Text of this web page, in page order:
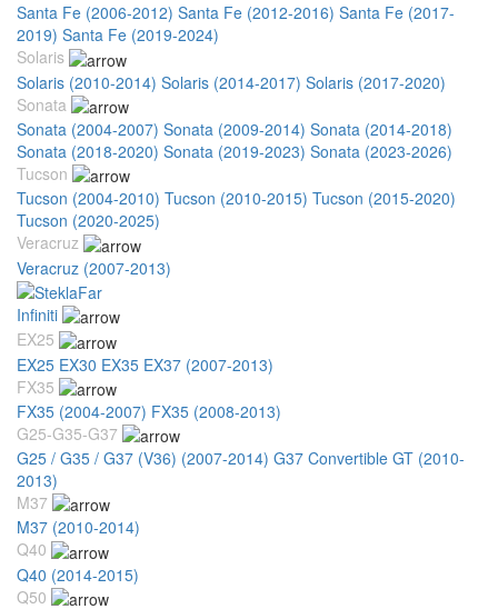
Santa Fe (2006-2012) Santa Fe (2012-2016) Santa Fe (2017-
2019) Santa Fe (2019-2024)
Solaris
Solaris (2010-2014) Solaris (2014-2017) Solaris (2017-2020)
Sonata
Sonata (2004-2007) Sonata (2009-2014) Sonata (2014-2018)
Sonata (2018-2020) Sonata (2019-2023) Sonata (2023-2026)
Tucson
Tucson (2004-2010) Tucson (2010-2015) Tucson (2015-2020)
Tucson (2020-2025)
Veracruz
Veracruz (2007-2013)
Infiniti
EX25
EX25 EX30 EX35 EX37 (2007-2013)
FX35
FX35 (2004-2007) FX35 (2008-2013)
G25-G35-G37
G25 / G35 / G37 (V36) (2007-2014) G37 Convertible GT (2010-
2013)
M37
M37 (2010-2014)
Q40
Q40 (2014-2015)
Q50